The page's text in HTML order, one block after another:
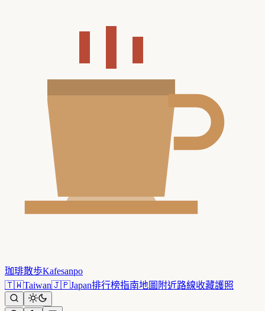
珈琲散歩Kafesanpo
🇹🇼Taiwan🇯🇵Japan排行榜指南地圖 附近路線收藏護照